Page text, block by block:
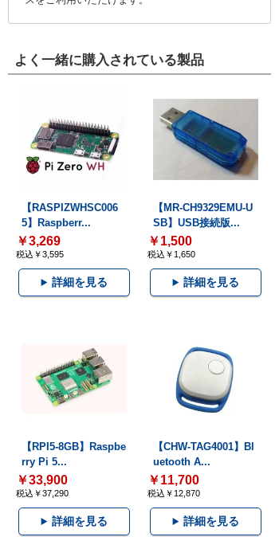
よく一緒に購入されている製品
【RASPIZWHSC006
5】Raspberr...
￥3,269
税込￥3,595
詳細を見る
【MR-CH9329EMU-U
SB】USB接続版...
￥1,500
税込￥1,650
詳細を見る
【RPI5-8GB】Raspbe
rry Pi 5...
￥33,900
税込￥37,290
詳細を見る
【CHW-TAG4001】Bl
uetooth A...
￥11,700
税込￥12,870
詳細を見る